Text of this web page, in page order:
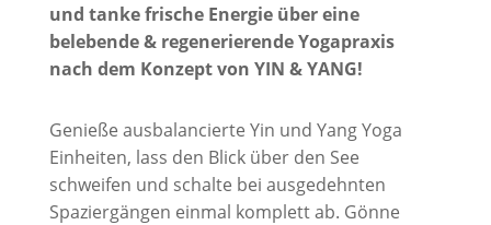
und tanke frische Energie über eine
belebende & regenerierende Yogapraxis
nach dem Konzept von YIN & YANG!
Genieße ausbalancierte Yin und Yang Yoga
Einheiten, lass den Blick über den See
schweifen und schalte bei ausgedehnten
Spaziergängen einmal komplett ab. Gönne